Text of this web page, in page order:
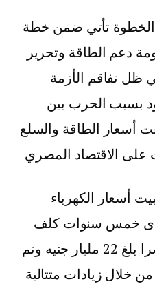
تأتي ضمن خطة
دعم الطاقة وتحرير
ظل تفاقم الأزمة
بسبب الحرب بين
أسعار الطاقة والسلع
على الاقتصاد المصري
أسعار الكهرباء
خمس سنوات كلف
الخزانة العامة دعما مباشرا بلغ 22 مليار جنيه وتم
خلال زيادات متتالية